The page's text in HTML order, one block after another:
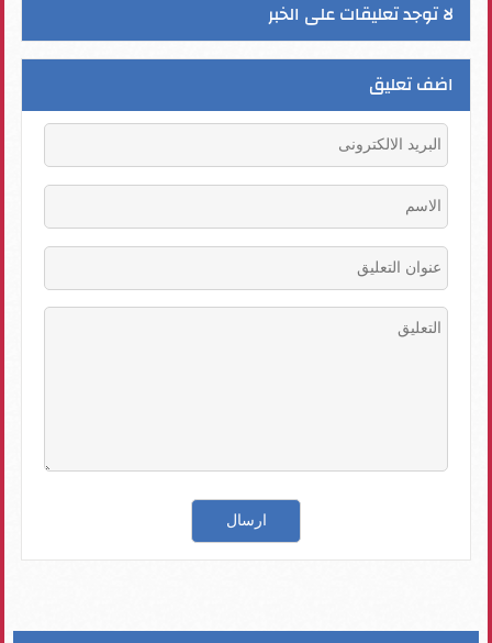
لا توجد تعليقات على الخبر
اضف تعليق